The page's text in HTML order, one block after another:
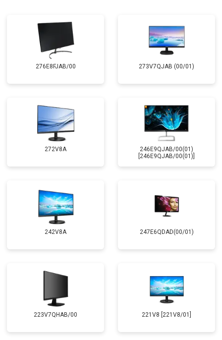
276E8FJAB/00 273V7QJAB (00/01)
272V8A
246E9QJAB/00(01)
[246E9QJAB/00(01)]
242V8A 247E6QDAD(00/01)
223V7QHAB/00 221V8 [221V8/01]